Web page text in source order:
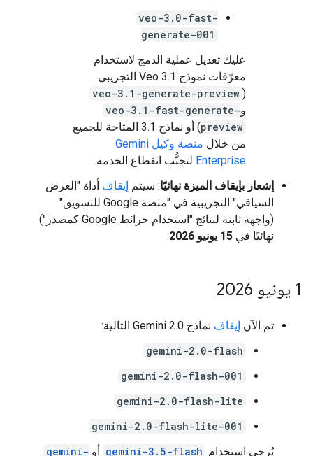
veo-3.0-fast-
generate-001
عليك تعديل عملية الدمج لاستخدام
معرّفات نموذج Veo 3.1 التجريبي
(
veo-3.1-generate-preview
وveo-3.1-fast-generate-
preview
) أو نماذج 3.1 المتاحة للجميع
من خلال
منصة وكيل Gemini
Enterprise لتجنُّب انقطاع الخدمة.
إشعار بإيقاف الميزة نهائيًا: سيتم إيقاف أداة "العرض
السياقي" التجريبية في "منصة Google للتسويق"
(واجهة ثابتة لنتائج "استخدام خرائط Google كمصدر")
نهائيًا في 15 يونيو 2026 :
‫1 يونيو 2026
تم الآن إيقاف نماذج Gemini 2.0 التالية:
gemini-2.0-flash
gemini-2.0-flash-001
gemini-2.0-flash-lite
gemini-2.0-flash-lite-001
يُرجى استخدام gemini-3.5-flash أو gemini-